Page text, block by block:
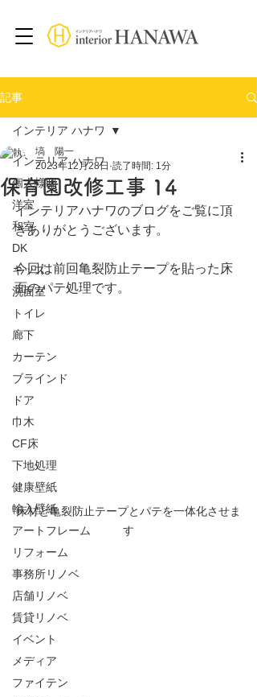
記事
インテリア ハナワ
個人様邸
洋室
和室
DK
キッズ
洗面室
トイレ
廊下
カーテン
ブラインド
ドア
巾木
CF床
下地処理
健康壁紙
輸入壁紙
アートフレーム
リフォーム
事務所リノベ
店舗リノベ
賃貸リノベ
イベント
メディア
ファイテン
インテリア ハナワ
保育園改修工事 14
塙 陽一
2023年12月28日 読了時間: 1分
インテリアハナワのブログをご覧に頂
きありがとうございます。
今回は前回亀裂防止テープを貼った床
面のパテ処理です。
床材と亀裂防止テープとパテを一体化させま
す